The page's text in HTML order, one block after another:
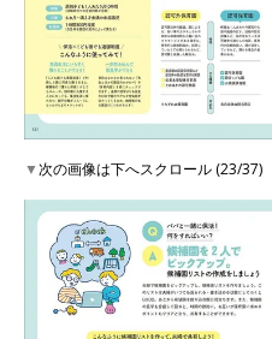
▼次の画像は下へスクロール (23/37)